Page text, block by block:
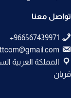
تواصل معنا
المملكة العربية
فريان